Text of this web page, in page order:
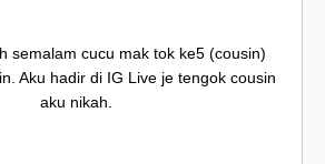
semalam cucu mak tok ke5 (cousin)
Aku hadir di IG Live je tengok cousin
aku nikah.